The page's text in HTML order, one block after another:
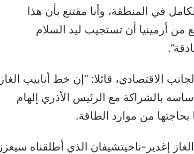
في المنطقة، وأنا مقتنع بأن هذا
من أرمينيا أن تستجيب ليد السلام
الاقتصادي، قائلا: “إن خط أنابيب الغاز
بالشراكة مع الرئيس الأذري إلهام
من موارد الطاقة.
إغدير-ناخيتشيفان الذي أطلقناه سيعزز